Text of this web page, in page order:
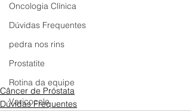
Oncologia Clínica
Dúvidas Frequentes
pedra nos rins
Prostatite
Rotina da equipe
Varicocele
Câncer de Próstata
Dúvidas Frequentes